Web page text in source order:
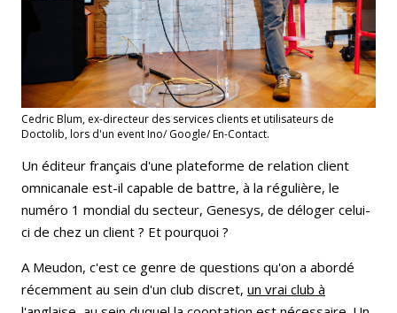
Cedric Blum, ex-directeur des services clients et utilisateurs de
Doctolib, lors d'un event Ino/ Google/ En-Contact.
Un éditeur français d'une plateforme de relation client
omnicanale est-il capable de battre, à la régulière, le
numéro 1 mondial du secteur, Genesys, de déloger celui-
ci de chez un client ? Et pourquoi ?
A Meudon, c'est ce genre de questions qu'on a abordé
récemment au sein d'un club discret, un vrai club à